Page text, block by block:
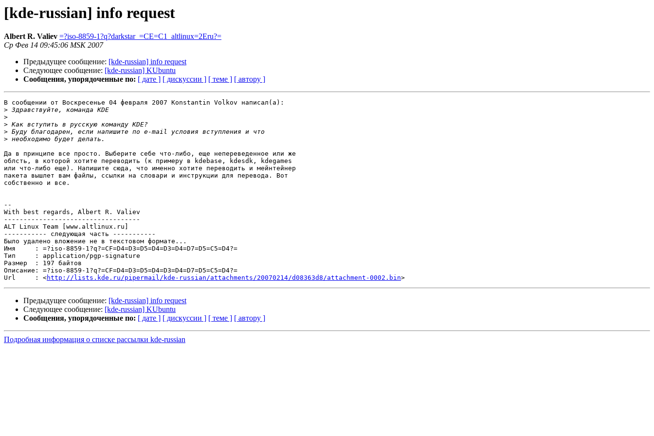
[kde-russian] info request
Albert R. Valiev =?iso-8859-1?q?darkstar_=CE=C1_altlinux=2Eru?=
Ср Фев 14 09:45:06 MSK 2007
Предыдущее сообщение: [kde-russian] info request
Следующее сообщение: [kde-russian] KUbuntu
Сообщения, упорядоченные по: [ дате ] [ дискуссии ] [ теме ] [ автору ]
В сообщении от Воскресенье 04 февраля 2007 Konstantin Volkov написал(a):
>
>
>
>
>
Да в принципе все просто. Выберите себе что-либо, еще непереведенное или же
облсть, в которой хотите переводить (к примеру в kdebase, kdesdk, kdegames
или что-либо еще). Напишите сюда, что именно хотите переводить и мейнтейнер
пакета вышлет вам файлы, ссылки на словари и инструкции для перевода. Вот
собственно и все.
--
With best regards, Albert R. Valiev
-----------------------------------
ALT Linux Team [www.altlinux.ru]
----------- следующая часть -----------
Было удалено вложение не в текстовом формате...
Имя     : =?iso-8859-1?q?=CF=D4=D3=D5=D4=D3=D4=D7=D5=C5=D4?=
Тип     : application/pgp-signature
Размер  : 197 байтов
Описание: =?iso-8859-1?q?=CF=D4=D3=D5=D4=D3=D4=D7=D5=C5=D4?=
Url     : <http://lists.kde.ru/pipermail/kde-russian/attachments/20070214/d08363d8/attachment-0002.bin
Предыдущее сообщение: [kde-russian] info request
Следующее сообщение: [kde-russian] KUbuntu
Сообщения, упорядоченные по: [ дате ] [ дискуссии ] [ теме ] [ автору ]
Подробная информация о списке рассылки kde-russian